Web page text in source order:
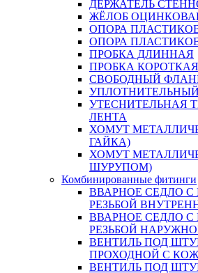
ДЕРЖАТЕЛЬ
ЖЁЛОБ
ОПОРА
ОПОРА
ПРОБКА ДЛИННАЯ
ПРОБКА КОРОТКАЯ
СВОБОДНЫЙ
УПЛОТНИТЕЛЬНЫЙ
УТЕСНИТЕЛЬНАЯ
ЛЕНТА
ХОМУТ
ГАЙКА)
ХОМУТ
ШУРУПОМ)
Комбинированные фитинги
ВВАРНОЕ СЕДЛО
РЕЗЬБОЙ
ВВАРНОЕ СЕДЛО
РЕЗЬБОЙ
ВЕНТИЛЬ ПОД
ПРОХОДНОЙ С
ВЕНТИЛЬ ПОД